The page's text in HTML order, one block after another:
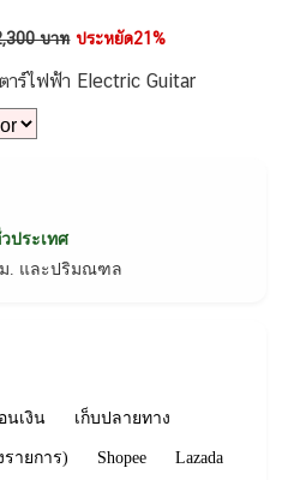
บาท ประหยัด21%
ร์ไฟฟ้า Electric Guitar
ประเทศ
ม. และปริมณฑล
นเงิน เก็บปลายทาง
รายการ) Shopee Lazada